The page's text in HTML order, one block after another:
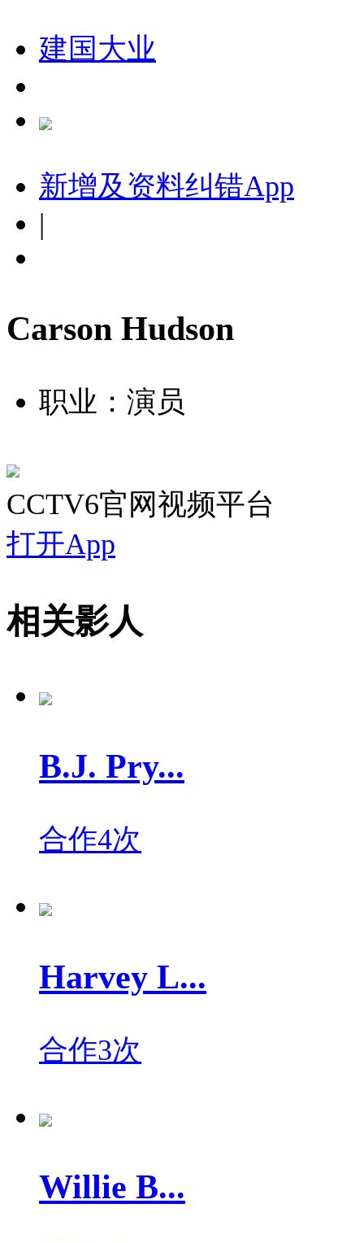
建国大业
新增及资料纠错App
|
Carson Hudson
职业：演员
CCTV6官网视频平台
打开App
相关影人
B.J. Pry...
合作4次
Harvey L...
合作3次
Willie B...